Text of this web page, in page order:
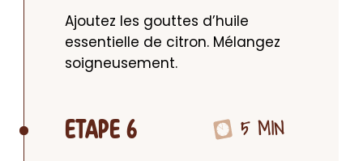
Ajoutez les gouttes d’huile
essentielle de citron. Mélangez
soigneusement.
ETAPE 6 5 MIN